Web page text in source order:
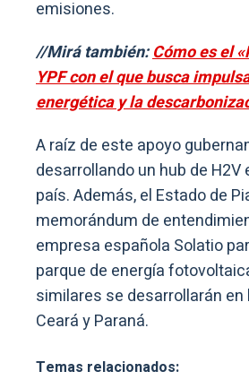
emisiones.
//Mirá también:Cómo es el
YPF con el que busca
energética y la
A raíz de este apoyo
desarrollando un hub de H2V
país. Además, el Estado de
memorándum de
empresa española Solatio
parque de energía
similares se desarrollarán
Ceará y Paraná.
Temas relacionados: